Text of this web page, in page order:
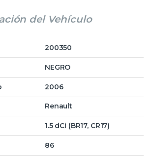
del Vehículo
200350
NEGRO
2006
Renault
1.5 dCi (BR17, CR17)
86